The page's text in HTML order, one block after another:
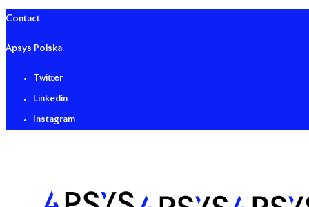
Contact
Apsys Polska
Twitter
Linkedin
Instagram